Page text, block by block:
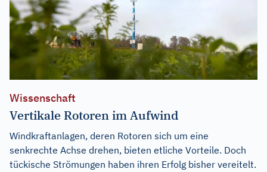
Wissenschaft
Vertikale Rotoren im Aufwind
Windkraftanlagen, deren Rotoren sich um eine
senkrechte Achse drehen, bieten etliche Vorteile. Doch
tückische Strömungen haben ihren Erfolg bisher vereitelt.